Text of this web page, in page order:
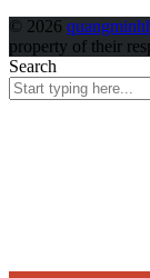
© 2026
property of their
Search